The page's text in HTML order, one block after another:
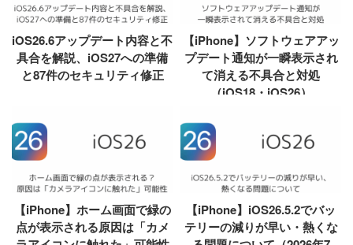
iOS26.6アップデート内容と不
具合を解説、iOS27への準備
と87件のセキュリティ修正
【iPhone】ソフトウェアアッ
プデート通知が一瞬表示され
て消える不具合と対処
（iOS18・iOS26）
【iPhone】ホーム画面で緑の
点が表示される原因は「カメ
【iPhone】iOS26.5.2でバッ
テリーの減りが早い・熱くな